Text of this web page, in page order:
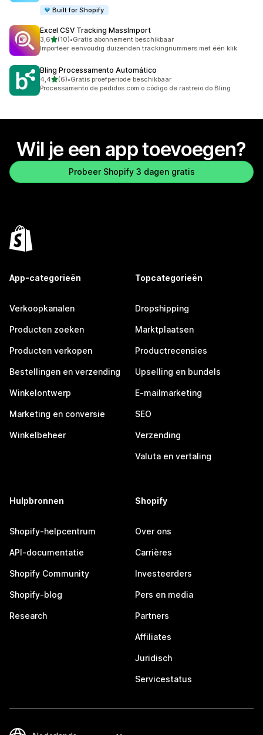
Built for Shopify
Excel CSV Tracking MassImport
3,6van 5 sterren
(10)
10 recensies in totaal
•Gratis abonnement beschikbaar
Importeer eenvoudig duizenden trackingnummers met één klik
Bling Processamento Automático
4,4van 5 sterren
(6)
6 recensies in totaal
•Gratis proefperiode beschikbaar
Processamento de pedidos com o código de rastreio do Bling
Wil je een app toevoegen?
Probeer Shopify 3 dagen gratis
App-categorieën
Verkoopkanalen
Producten zoeken
Producten verkopen
Bestellingen en verzending
Winkelontwerp
Marketing en conversie
Winkelbeheer
Topcategorieën
Dropshipping
Marktplaatsen
Productrecensies
Upselling en bundels
E-mailmarketing
SEO
Verzending
Valuta en vertaling
Hulpbronnen
Shopify-helpcentrum
API-documentatie
Shopify Community
Shopify-blog
Research
Shopify
Over ons
Carrières
Investeerders
Pers en media
Partners
Affiliates
Juridisch
Servicestatus